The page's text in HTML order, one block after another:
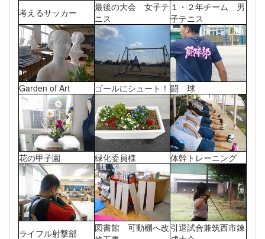
考えるサッカー
最後の大会 女子テ
ニス
１・２年チーム 男
子テニス
Garden of Art ゴールにシュート！ 闘 球
花の甲子園 緑化委員様 体幹トレーニング
ライフル射撃部
図書館 可動棚へ改 引退試合兼筑西市錬